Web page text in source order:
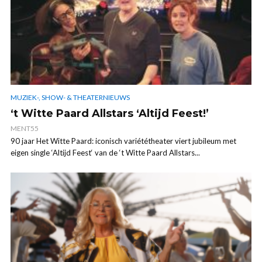
MUZIEK-, SHOW- & THEATERNIEUWS
‘t Witte Paard Allstars ‘Altijd Feest!’
MENT55
90 jaar Het Witte Paard: iconisch variététheater viert jubileum met
eigen single ‘Altijd Feest‘ van de ‘t Witte Paard Allstars...